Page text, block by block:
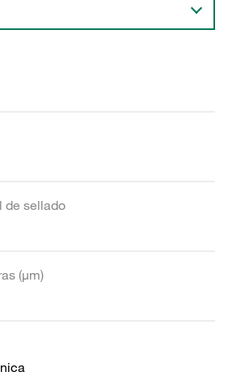
de sellado
(µm)